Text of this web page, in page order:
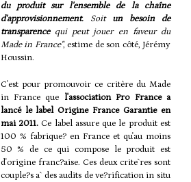
du produit sur l'ensemble de la chaîne
d'approvisionnement. Soit un besoin de
transparencequi peut jouer en faveur du
Made in France", estime de son côté, Jérémy
Houssin.
C'est pour promouvoir ce critère du Made
in France que l'association Pro France a
lancé le label Origine France Garantie en
mai 2011.Ce label assure que le produit est
100 % fabrique? en France et qu'au moins
50 % de ce qui compose le produit est
d'origine franc?aise. Ces deux crite`res sont
couple?s a` des audits de ve?rification in situ